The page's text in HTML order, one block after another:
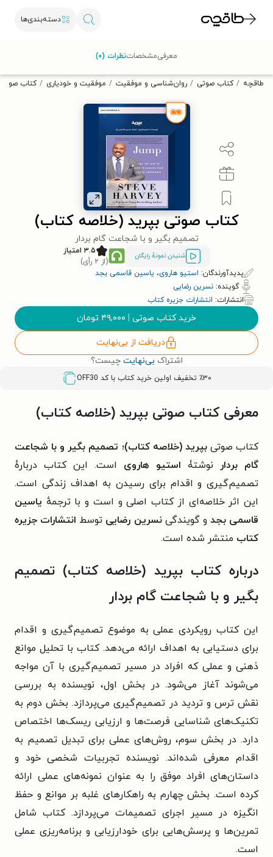
دسته‌بندی‌ها
تخفیف از طاقچه دریافت کن.
طاقچه کتاب صوتی روان‌شناسی و موفقیت موفقیت و خودیاری کتاب صوتی
کتاب صوتی بپرید (خلاصه کتاب)
تصمیم بگیر و با شجاعت گام بردار
شنیدن نمونۀ رایگان
۳.۵ امتیاز
(از ۲ رأی)
پدیدآورندگان: استیو هاروی، یاسین قاسمی بجد
گوینده: نسرین رضایی
انتشارات: انتشارات جزیره کتاب
خرید کتاب صوتی | ۴۹,۰۰۰ تومان
دریافت از بی‌نهایت
اشتراک بی‌نهایت چیست؟
٪۳۰ تخفیف اولین خرید کتاب با کد OFF30
معرفیمشخصاتنظرات (۰)
معرفی کتاب صوتی بپرید (خلاصه کتاب)
کتاب صوتیبپرید (خلاصه کتاب)؛ تصمیم بگیر و با شجاعت
گام بردار
نوشتۀ استیو هاروی است. این کتاب دربارهٔ
تصمیم‌گیری و اقدام برای رسیدن به اهداف زندگی است.
این اثر خلاصه‌ای از کتاب اصلی و است و با ترجمهٔ یاسین
قاسمی بجد و گویندگینسرین رضایی توسط انتشارات جزیره
کتاب منتشر شده است.
درباره کتاب بپرید (خلاصه کتاب) تصمیم
بگیر و با شجاعت گام بردار
این کتاب رویکردی عملی به موضوع تصمیم‌گیری و اقدام
برای دستیابی به اهداف ارائه می‌دهد. کتاب با تحلیل موانع
ذهنی و عملی که افراد در مسیر تصمیم‌گیری با آن مواجه
می‌شوند آغاز می‌شود. در بخش اول، نویسنده به بررسی
نقش ترس و تردید در تصمیم‌گیری می‌پردازد. بخش دوم به
تکنیک‌های شناسایی فرصت‌ها و ارزیابی ریسک‌ها اختصاص
دارد. در بخش سوم، روش‌های عملی برای تبدیل تصمیم به
اقدام معرفی شده‌اند. نویسنده تجربیات شخصی خود و
داستان‌های افراد موفق را به عنوان نمونه‌های عملی ارائه
کرده است. بخش چهارم به راهکارهای غلبه بر موانع و حفظ
انگیزه در مسیر اجرای تصمیمات می‌پردازد. کتاب شامل
تمرین‌ها و پرسش‌هایی برای خودارزیابی و برنامه‌ریزی عملی
است.